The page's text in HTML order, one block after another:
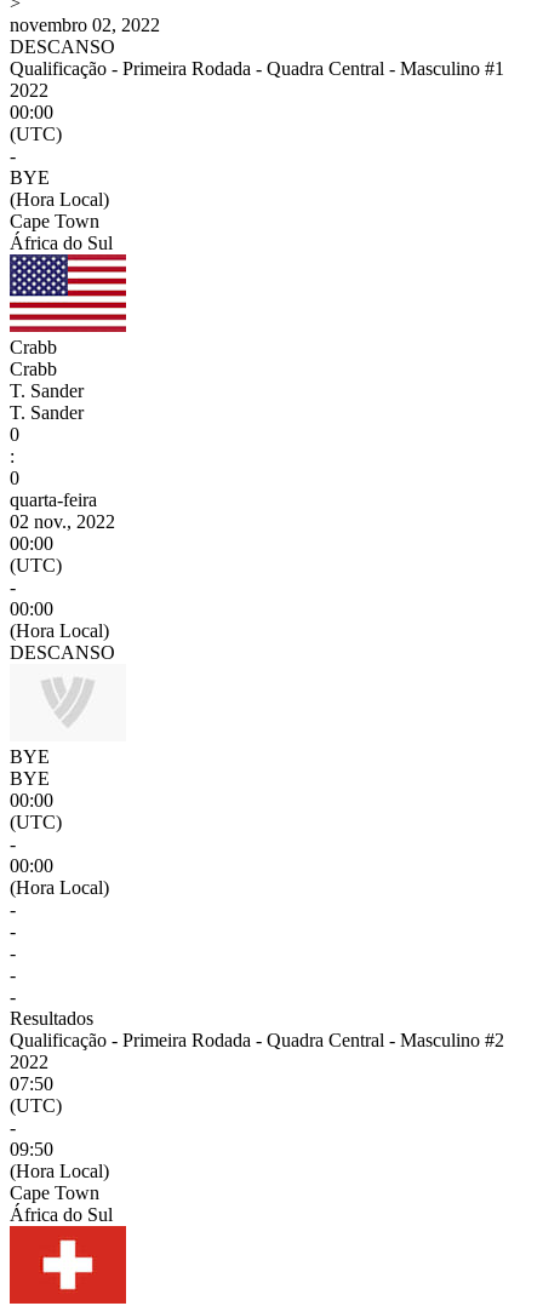
novembro 02, 2022
DESCANSO
Qualificação - Primeira Rodada - Quadra Central - Masculino #1
2022
00:00
(UTC)
-
BYE
(Hora Local)
Cape Town
África do Sul
Crabb
Crabb
T. Sander
T. Sander
0
:
0
quarta-feira
02 nov., 2022
00:00
(UTC)
-
00:00
(Hora Local)
DESCANSO
BYE
BYE
00:00
(UTC)
-
00:00
(Hora Local)
-
-
-
-
-
Resultados
Qualificação - Primeira Rodada - Quadra Central - Masculino #2
2022
07:50
(UTC)
-
09:50
(Hora Local)
Cape Town
África do Sul